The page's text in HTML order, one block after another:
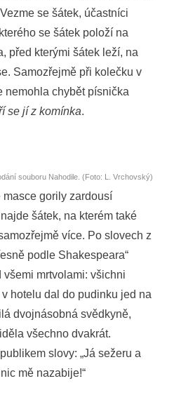
se šátek, účastníci
se šátek položí na
před kterými šátek leží, na
Samozřejmě při kolečku v
nemohla chybět písnička
se jí z komínka.
souboru Nahodile. (Foto: L. Vrchovský)
masce gorily zardousí
šátek, na kterém také
více. Po slovech z
podle Shakespeara“
mrtvolami: všichni
hotelu dal do pudinku jed na
dvojnásobná svědkyně,
všechno dvakrát.
slovy: „Já sežeru a
mě nazabije!“